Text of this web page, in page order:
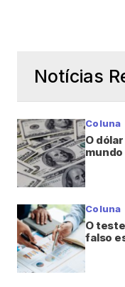
Notícias
Coluna
O
mundo
Coluna
O
falso